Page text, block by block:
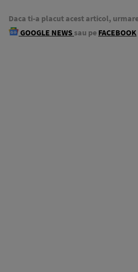
Daca ti-a placut acest articol,
GOOGLE NEWS sau pe FACEBOOK